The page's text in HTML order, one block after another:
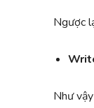
Ngược
Như